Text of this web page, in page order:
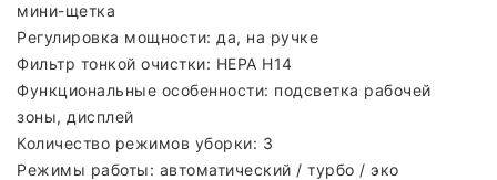
мини-щетка
Регулировка мощности: да, на ручке
Фильтр тонкой очистки: HEPA H14
Функциональные особенности: подсветка рабочей
зоны, дисплей
Количество режимов уборки: 3
Режимы работы: автоматический / турбо / эко